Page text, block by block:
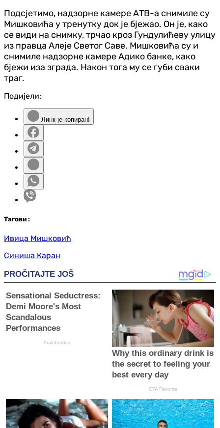
Подсјетимо, надзорне камере АТВ-а снимиле су
Мишковића у тренутку док је бјежао. Он је, како
се види на снимку, трчао кроз Гундулићеву улицу
из правца Алеје Светог Саве. Мишковића су и
снимиле надзорне камере Адико банке, како
бјежи иза зграда. Након тога му се губи сваки
траг.
Подијели:
Линк је копиран!
Тагови :
Ивица Мишковић
Синиша Каран